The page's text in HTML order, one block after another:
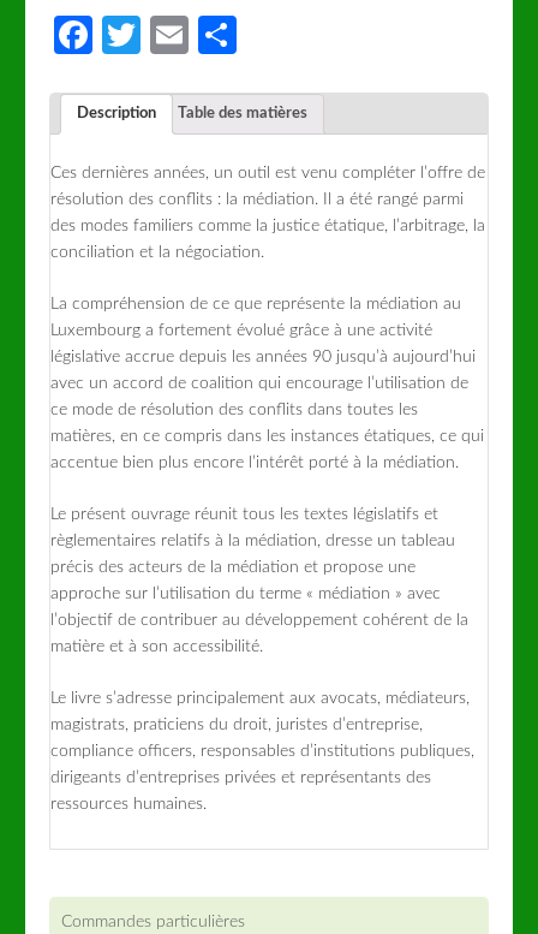
Facebook
Twitter
Email
Description Table des matières
Ces dernières années, un outil est venu compléter l’offre de
résolution des conflits : la médiation. Il a été rangé parmi
des modes familiers comme la justice étatique, l’arbitrage, la
conciliation et la négociation.
La compréhension de ce que représente la médiation au
Luxembourg a fortement évolué grâce à une activité
législative accrue depuis les années 90 jusqu’à aujourd’hui
avec un accord de coalition qui encourage l’utilisation de
ce mode de résolution des conflits dans toutes les
matières, en ce compris dans les instances étatiques, ce qui
accentue bien plus encore l’intérêt porté à la médiation.
Le présent ouvrage réunit tous les textes législatifs et
règlementaires relatifs à la médiation, dresse un tableau
précis des acteurs de la médiation et propose une
approche sur l’utilisation du terme « médiation » avec
l’objectif de contribuer au développement cohérent de la
matière et à son accessibilité.
Le livre s’adresse principalement aux avocats, médiateurs,
magistrats, praticiens du droit, juristes d’entreprise,
compliance officers, responsables d’institutions publiques,
dirigeants d’entreprises privées et représentants des
ressources humaines.
Commandes particulières